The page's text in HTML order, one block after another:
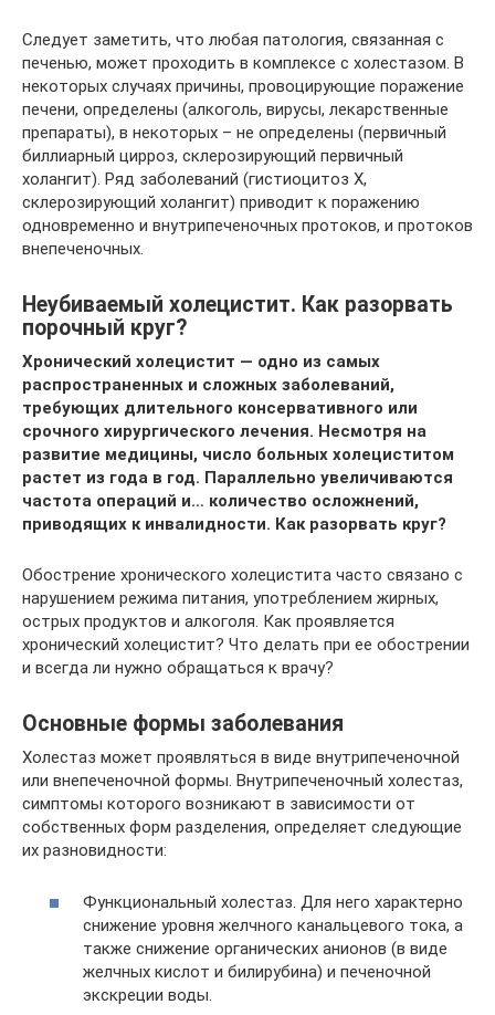
Следует заметить, что любая патология, связанная с
печенью, может проходить в комплексе с холестазом. В
некоторых случаях причины, провоцирующие поражение
печени, определены (алкоголь, вирусы, лекарственные
препараты), в некоторых – не определены (первичный
биллиарный цирроз, склерозирующий первичный
холангит). Ряд заболеваний (гистиоцитоз Х,
склерозирующий холангит) приводит к поражению
одновременно и внутрипеченочных протоков, и протоков
внепеченочных.
Неубиваемый холецистит. Как разорвать
порочный круг?
Хронический холецистит — одно из самых
распространенных и сложных заболеваний,
требующих длительного консервативного или
срочного хирургического лечения. Несмотря на
развитие медицины, число больных холециститом
растет из года в год. Параллельно увеличиваются
частота операций и… количество осложнений,
приводящих к инвалидности. Как разорвать круг?
Обострение хронического холецистита часто связано с
нарушением режима питания, употреблением жирных,
острых продуктов и алкоголя. Как проявляется
хронический холецистит? Что делать при ее обострении
и всегда ли нужно обращаться к врачу?
Основные формы заболевания
Холестаз может проявляться в виде внутрипеченочной
или внепеченочной формы. Внутрипеченочный холестаз,
симптомы которого возникают в зависимости от
собственных форм разделения, определяет следующие
их разновидности:
Функциональный холестаз. Для него характерно
снижение уровня желчного канальцевого тока, а
также снижение органических анионов (в виде
желчных кислот и билирубина) и печеночной
экскреции воды.